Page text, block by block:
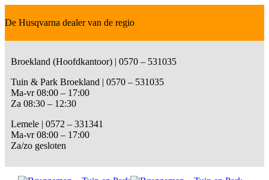
De Husqvarna dealer van de regio
Broekland (Hoofdkantoor) | 0570 – 531035
Tuin & Park Broekland | 0570 – 531035
Ma-vr 08:00 – 17:00
Za 08:30 – 12:30
Lemele | 0572 – 331341
Ma-vr 08:00 – 17:00
Za/zo gesloten